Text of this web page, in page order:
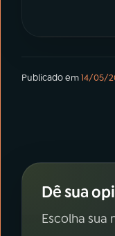
Publicado em14/05/
Dê sua
Escolha sua